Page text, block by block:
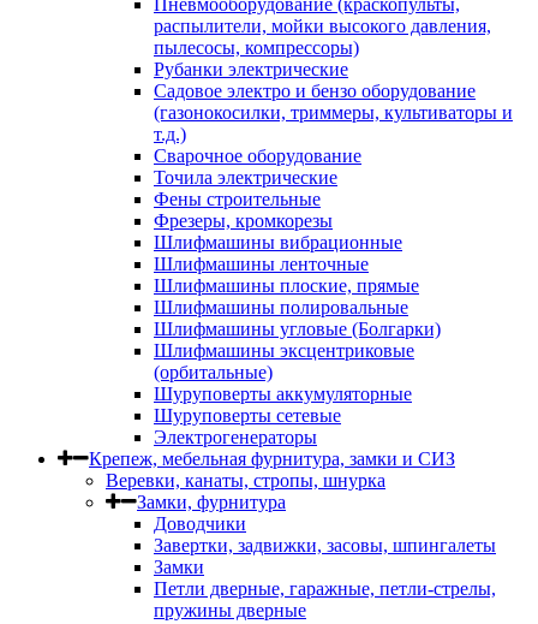
Пневмооборудование (краскопульты,
распылители, мойки высокого давления,
пылесосы, компрессоры)
Рубанки электрические
Садовое электро и бензо оборудование
(газонокосилки, триммеры, культиваторы и
т.д.)
Сварочное оборудование
Точила электрические
Фены строительные
Фрезеры, кромкорезы
Шлифмашины вибрационные
Шлифмашины ленточные
Шлифмашины плоские, прямые
Шлифмашины полировальные
Шлифмашины угловые (Болгарки)
Шлифмашины эксцентриковые
(орбитальные)
Шуруповерты аккумуляторные
Шуруповерты сетевые
Электрогенераторы
Крепеж, мебельная фурнитура, замки и СИЗ
Веревки, канаты, стропы, шнурка
Замки, фурнитура
Доводчики
Завертки, задвижки, засовы, шпингалеты
Замки
Петли дверные, гаражные, петли-стрелы,
пружины дверные